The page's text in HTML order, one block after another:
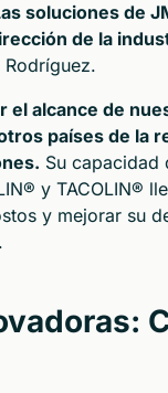
soluciones de
de la
el alcance de
países de la
Su capacidad
y TACOLIN®
y mejorar su